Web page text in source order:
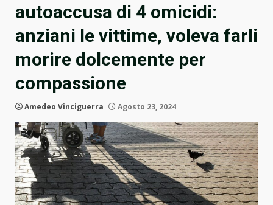
autoaccusa di 4 omicidi:
anziani le vittime, voleva farli
morire dolcemente per
compassione
Amedeo Vinciguerra Agosto 23, 2024